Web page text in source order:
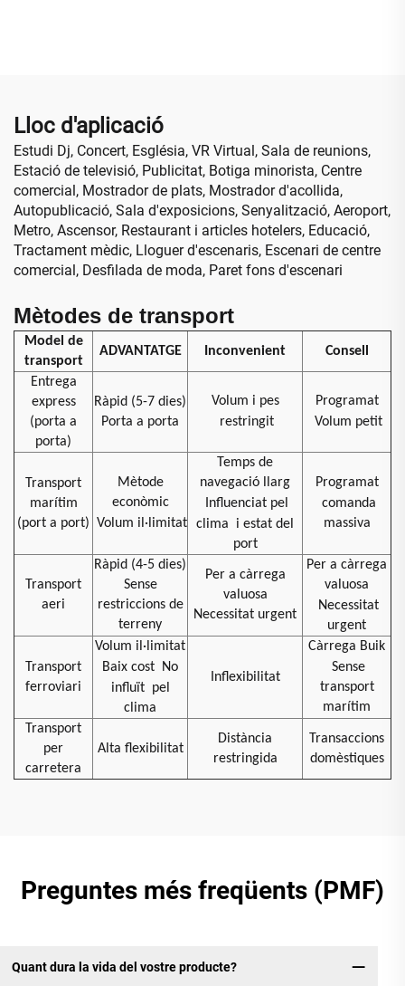
Lloc d'aplicació
Estudi Dj, Concert, Església, VR Virtual, Sala de reunions,
Estació de televisió, Publicitat, Botiga minorista, Centre
comercial, Mostrador de plats, Mostrador d'acollida,
Autopublicació, Sala d'exposicions, Senyalització, Aeroport,
Metro, Ascensor, Restaurant i articles hotelers, Educació,
Tractament mèdic, Lloguer d'escenaris, Escenari de centre
comercial, Desfilada de moda, Paret fons d'escenari
Mètodes de transport
Model de
transport
ADVANTATGE Inconvenient Consell
Entrega
express
(porta a
porta)
Ràpid (5-7 dies)
Porta a porta
Volum i pes
restringit
Programat
Volum petit
Transport
marítim
(port a port)
Mètode
econòmic
Volum il·limitat
Temps de
navegació llarg
Influenciat pel
clima
i estat del
port
Programat
comanda
massiva
Transport
aeri
Ràpid (4-5 dies)
Sense
restriccions de
terreny
Per a càrrega
valuosa
Necessitat urgent
Per a càrrega
valuosa
Necessitat
urgent
Transport
ferroviari
Volum il·limitat
Baix cost
No
influït pel
clima
Inflexibilitat
Càrrega Buik
Sense
transport
marítim
Transport
per
carretera
Alta flexibilitat
Distància
restringida
Transaccions
domèstiques
Preguntes més freqüents (PMF)
Quant dura la vida del vostre producte?